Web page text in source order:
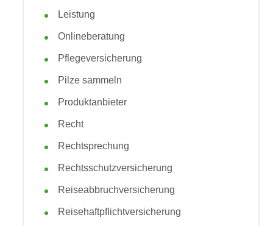
Leistung
Onlineberatung
Pflegeversicherung
Pilze sammeln
Produktanbieter
Recht
Rechtsprechung
Rechtsschutzversicherung
Reiseabbruchversicherung
Reisehaftpflichtversicherung